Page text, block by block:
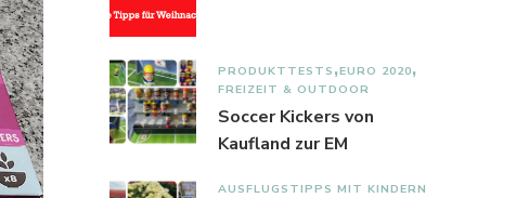
PRODUKTTESTS EURO 2020
FREIZEIT & OUTDOOR
Soccer Kickers von
Kaufland zur EM
AUSFLUGSTIPPS MIT KINDERN